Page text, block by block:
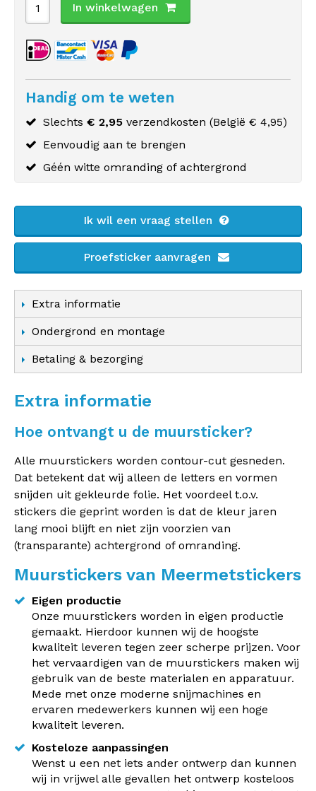
In winkelwagen
Handig om te weten
Slechts € 2,95 verzendkosten (België € 4,95)
Eenvoudig aan te brengen
Géén witte omranding of achtergrond
Ik wil een vraag stellen
Proefsticker aanvragen
Extra informatie
Ondergrond en montage
Betaling & bezorging
Extra informatie
Hoe ontvangt u de muursticker?
Alle muurstickers worden contour-cut gesneden.
Dat betekent dat wij alleen de letters en vormen
snijden uit gekleurde folie. Het voordeel t.o.v.
stickers die geprint worden is dat de kleur jaren
lang mooi blijft en niet zijn voorzien van
(transparante) achtergrond of omranding.
Muurstickers van Meermetstickers
Eigen productie
Onze muurstickers worden in eigen productie
gemaakt. Hierdoor kunnen wij de hoogste
kwaliteit leveren tegen zeer scherpe prijzen. Voor
het vervaardigen van de muurstickers maken wij
gebruik van de beste materialen en apparatuur.
Mede met onze moderne snijmachines en
ervaren medewerkers kunnen wij een hoge
kwaliteit leveren.
Kosteloze aanpassingen
Wenst u een net iets ander ontwerp dan kunnen
wij in vrijwel alle gevallen het ontwerp kosteloos